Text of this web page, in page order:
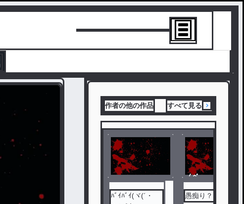
作者の他の作品 すべて見る
ﾊﾞｲﾊﾞｲ(ヾ(´・
ノベ
愚痴り？